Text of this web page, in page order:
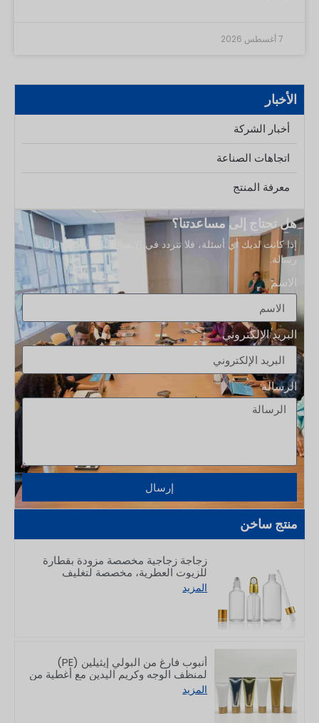
الأخبار
أخبار الشركة
اتجاهات الصناعة
معرفة المنتج
هل تحتاج إلى مساعدتنا؟
إذا كانت لديك أي أسئلة، فلا تتردد في الاتصال بنا من خلال ترك
رسالة.
الاسم
البريد الإلكتروني
الرسالة
إرسال
منتج ساخن
زجاجة زجاجية مخصصة مزودة بقطارة
للزيوت العطرية، مخصصة لتغليف
منتجات العناية بالبشرة، سعة 5–100 مل
المزيد
أنبوب فارغ من البولي إيثيلين (PE)
لمنظف الوجه وكريم اليدين مع أغطية من
الخيزران، سعة 50/80/100/150 غرام
المزيد
والأغطية. المحتويات
7 أغسطس 2026